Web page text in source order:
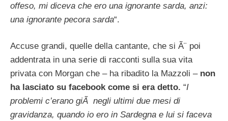
offeso, mi diceva che ero una ignorante sarda, anzi:
una ignorante pecora sarda“.
Accuse grandi, quelle della cantante, che si Ã¨ poi
addentrata in una serie di racconti sulla sua vita
privata con Morgan che – ha ribadito la Mazzoli –non
ha lasciato su facebook come si era detto. “I
problemi c’erano giÃ negli ultimi due mesi di
gravidanza, quando io ero in Sardegna e lui si faceva